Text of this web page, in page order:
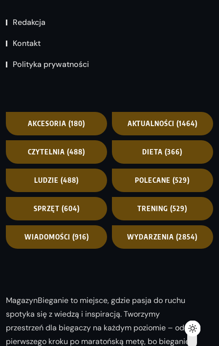
Redakcja
Kontakt
Polityka prywatności
AKCESORIA (180) AKTUALNOŚCI (1464)
CZYTELNIA (488) DIETA (366)
LUDZIE (488) POLECANE (529)
SPRZĘT (604) TRENING (529)
WIADOMOŚCI (916) WYDARZENIA (2854)
MagazynBieganie to miejsce, gdzie pasja do ruchu
spotyka się z wiedzą i inspiracją. Tworzymy
przestrzeń dla biegaczy na każdym poziomie – od
pierwszego kroku po maratońską metę, bo bieganie